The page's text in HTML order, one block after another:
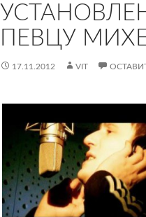
ПЕВЦУ
17.11.2012 VIT